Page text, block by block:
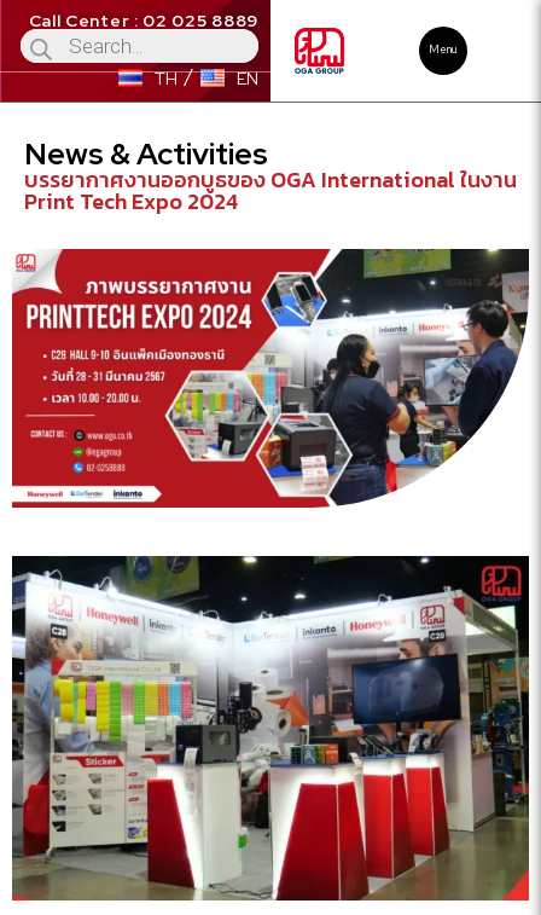
Call Center : 02 025 8889
TH EN
Menu
News & Activities
บรรยากาศงานออกบูธของ OGA International ในงาน
Print Tech Expo 2024